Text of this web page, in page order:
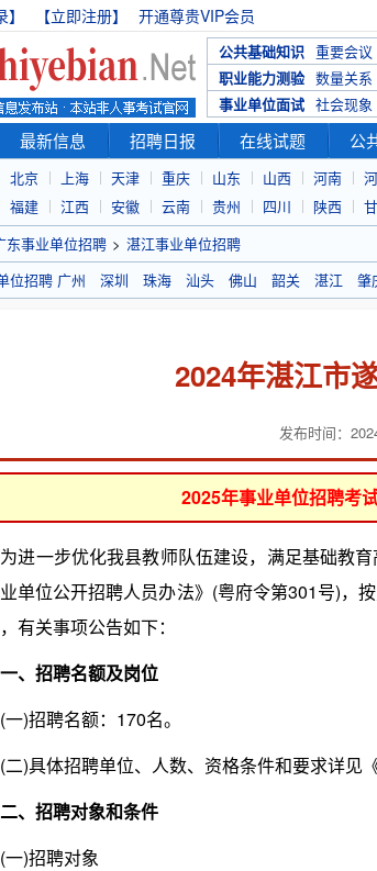
【立即注册】 开通尊贵VIP会员
公共基础知识 重要会议
职业能力测验 数量关系
事业单位面试 社会现象
最新信息 招聘日报 在线试题 公
北京 上海 天津 重庆 山东 山西 河南
福建
江西 安徽 云南 贵州 四川 陕西
东事业单位招聘 > 湛江事业单位招聘
位招聘 广州 深圳 珠海 汕头 佛山 韶关 湛江 肇
2024年湛江市
发布时间：
2025年事业单位招聘考
一步优化我县教师队伍建设，满足基础教育
单位公开招聘人员办法》(粤府令第301号)，
有关事项公告如下：
一、招聘名额及岗位
招聘名额：170名。
具体招聘单位、人数、资格条件和要求详见
二、招聘对象和条件
)招聘对象